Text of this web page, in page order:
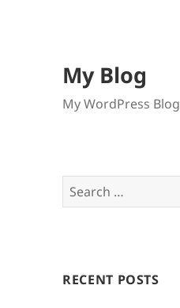
My Blog
My WordPress Blog
Search
for:
RECENT POSTS